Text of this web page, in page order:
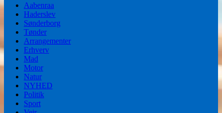
Aabenraa
Haderslev
Sønderborg
Tønder
Arrangementer
Erhverv
Mad
Motor
Natur
NYHED
Politik
Sport